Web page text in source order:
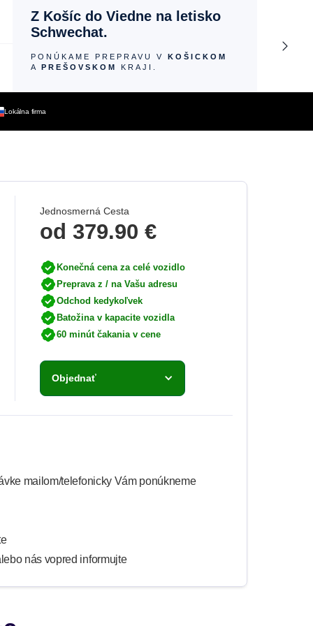
Z Košíc do Viedne na letisko
Schwechat.
PONÚKAME PREPRAVU V KOŠICKOM
A PREŠOVSKOM KRAJI.
Lokálna firma
Jednosmerná Cesta
od 379.90 €
Konečná cena za celé vozidlo
Preprava z / na Vašu adresu
Odchod kedykoľvek
Batožina v kapacite vozidla
60 minút čakania v cene
Objednať
mailom/telefonicky Vám ponúkneme
nás vopred informujte